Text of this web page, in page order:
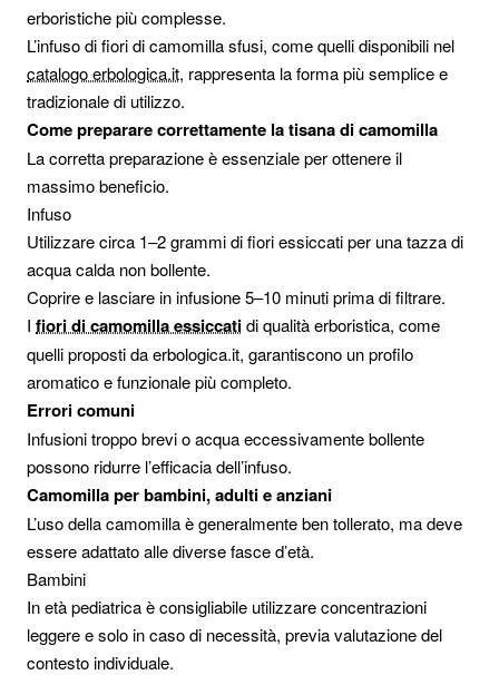
erboristiche più complesse.
L’infuso di fiori di camomilla sfusi, come quelli disponibili nel
catalogo erbologica.it, rappresenta la forma più semplice e
tradizionale di utilizzo.
Come preparare correttamente la tisana di camomilla
La corretta preparazione è essenziale per ottenere il
massimo beneficio.
Infuso
Utilizzare circa 1–2 grammi di fiori essiccati per una tazza di
acqua calda non bollente.
Coprire e lasciare in infusione 5–10 minuti prima di filtrare.
I fiori di camomilla essiccatidi qualità erboristica, come
quelli proposti da erbologica.it, garantiscono un profilo
aromatico e funzionale più completo.
Errori comuni
Infusioni troppo brevi o acqua eccessivamente bollente
possono ridurre l’efficacia dell’infuso.
Camomilla per bambini, adulti e anziani
L’uso della camomilla è generalmente ben tollerato, ma deve
essere adattato alle diverse fasce d’età.
Bambini
In età pediatrica è consigliabile utilizzare concentrazioni
leggere e solo in caso di necessità, previa valutazione del
contesto individuale.